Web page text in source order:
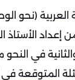
(نحو
الجمهورية من إعداد
في النحو
المتوقعة في